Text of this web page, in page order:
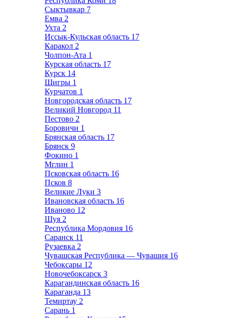
Сыктывкар 7
Емва 2
Ухта 2
Иссык-Кульская область 17
Каракол 2
Чолпон-Ата 1
Курская область 17
Курск 14
Щигры 1
Курчатов 1
Новгородская область 17
Великий Новгород 11
Пестово 2
Боровичи 1
Брянская область 17
Брянск 9
Фокино 1
Мглин 1
Псковская область 16
Псков 8
Великие Луки 3
Ивановская область 16
Иваново 12
Шуя 2
Республика Мордовия 16
Саранск 11
Рузаевка 2
Чувашская Республика — Чувашия 16
Чебоксары 12
Новочебоксарск 3
Карагандинская область 16
Караганда 13
Темиртау 2
Сарань 1